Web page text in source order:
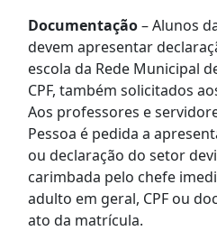
Documentação– Alunos
devem apresentar
escola da Rede Municipal
CPF, também solicitados
Aos professores e
Pessoa é pedida a
ou declaração do setor
carimbada pelo chefe
adulto em geral, CPF ou
ato da matrícula.